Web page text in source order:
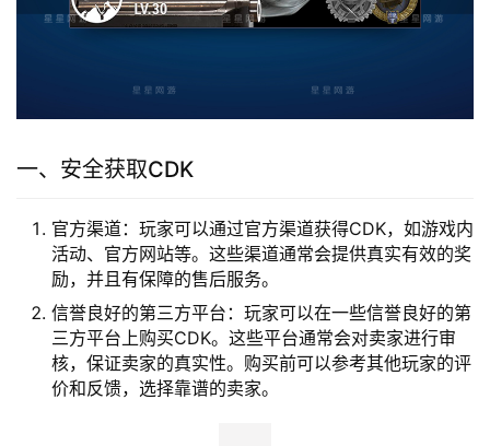
一、安全获取CDK
官方渠道：玩家可以通过官方渠道获得CDK，如游戏内
活动、官方网站等。这些渠道通常会提供真实有效的奖
励，并且有保障的售后服务。
信誉良好的第三方平台：玩家可以在一些信誉良好的第
三方平台上购买CDK。这些平台通常会对卖家进行审
核，保证卖家的真实性。购买前可以参考其他玩家的评
价和反馈，选择靠谱的卖家。